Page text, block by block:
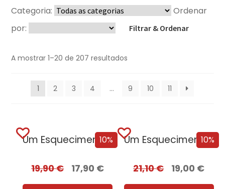
Categoria:
Ordenar
por:
Filtrar & Ordenar
A mostrar 1–20 de 207 resultados
1 2 3 4 … 9 10 11
10%
Um Esquecimento Sombrio
19,90€ 17,90 €
10%
Um Esquecimento Sombrio – Edição com EDGES
21,10€ 19,00 €